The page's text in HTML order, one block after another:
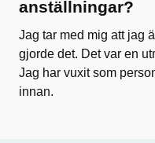
anställningar?
Jag tar med mig att jag
gjorde det. Det var en
Jag har vuxit som
innan.